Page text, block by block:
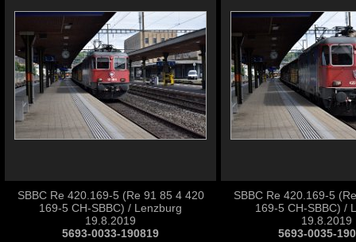
SBBC Re 420.169-5 (Re 91 85 4 420
169-5 CH-SBBC) / Lenzburg
19.8.2019
5693-0033-190819
SBBC Re 420.169-5
169-5 CH-SBBC) /
19.8.2019
5693-0035-